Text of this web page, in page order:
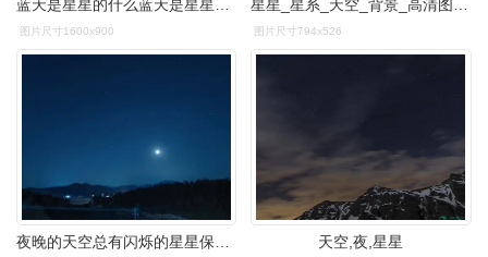
图片尺寸1600x900 图片尺寸794x526
天空,夜,星星